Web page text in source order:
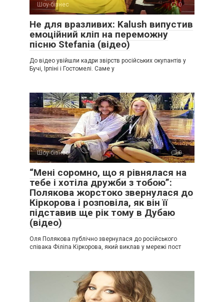
Шоу-бізнес 0
Не для вразливих: Kalush випустив
емоційний кліп на переможну
пісню Stefania (відео)
До відео увійшли кадри звірств російських окупантів у
Бучі, Ірпіні і Гостомелі. Саме у
Шоу-бізнес 0
“Мені соромно, що я рівнялася на
тебе і хотіла дружби з тобою”:
Полякова жорстоко звернулася до
Кіркорова і розповіла, як він її
підставив ще рік тому в Дубаю
(відео)
Оля Полякова публічно звернулася до російського
співака Філіпа Кіркорова, який виклав у мережі пост